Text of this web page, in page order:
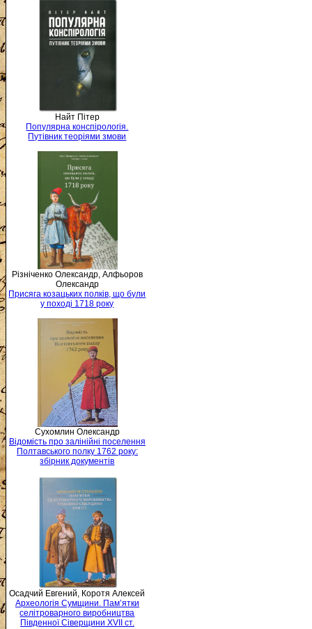
Найт Пітер
Популярна конспірологія.
Путівник теоріями змови
Різніченко Олександр, Алфьоров
Олександр
Присяга козацьких полків, що були
у поході 1718 року
Сухомлин Олександр
Відомість про залінійні поселення
Полтавського полку 1762 року:
збірник документів
Осадчий Евгений, Коротя Алексей
Археологія Сумщини. Пам’ятки
селітроварного виробництва
Південної Сіверщини XVII ст.